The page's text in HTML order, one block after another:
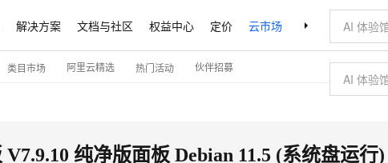
解决方案 文档与社区 权益中心 定价 云市场 合作伙伴 支持
类目市场 阿里云精选 热门活动 伙伴招募